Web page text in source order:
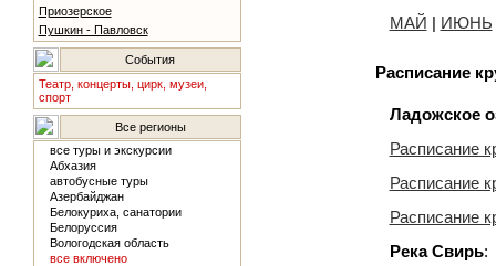
Приозерское
Пушкин - Павловск
События
Театр, концерты, цирк, музеи,
спорт
Все регионы
все туры и экскурсии
Абхазия
автобусные туры
Азербайджан
Белокуриха, санатории
Белоруссия
Вологодская область
все включено
МАЙ | ИЮНЬ
Расписание
Ладожское
Расписание
Расписание
Расписание
Река Свирь: